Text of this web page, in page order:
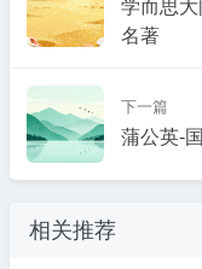
学而思
名著
下一篇
蒲公英-
相关推荐